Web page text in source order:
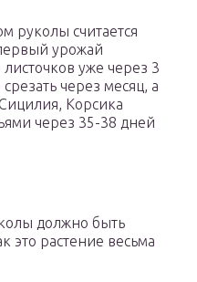
руколы считается
урожай
уже через 3
через месяц, а
Корсика
через 35-38 дней
должно быть
это растение весьма